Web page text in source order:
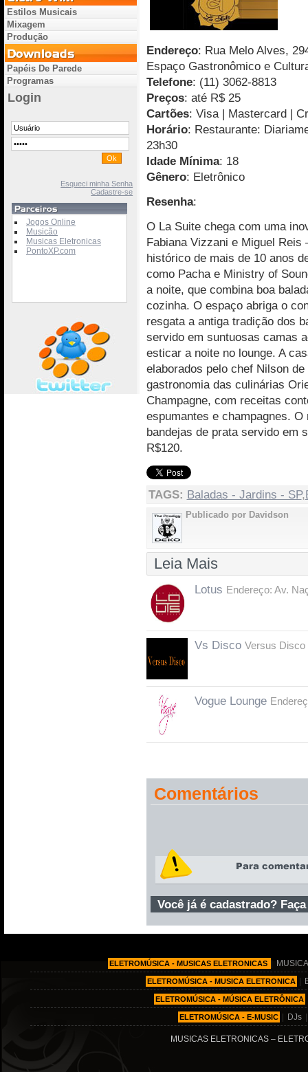
Endereço: Rua Melo Alves,
Espaço Gastronômico e
Telefone: (11) 3062-8813
Preços: até R$ 25
Cartões: Visa | Mastercard |
Horário: Restaurante:
23h30
Idade Mínima: 18
Gênero: Eletrônico
Resenha:
O La Suite chega com uma
Fabiana Vizzani e Miguel Reis
histórico de mais de 10 anos
como Pacha e Ministry of
a noite, que combina boa
cozinha. O espaço abriga o
resgata a antiga tradição dos
servido em suntuosas camas
esticar a noite no lounge. A
elaborados pelo chef Nilson
gastronomia das culinárias
Champagne, com receitas
espumantes e champagnes.
bandejas de prata servido em
R$120.
TAGS: Baladas - Jardins - SP,
Publicado por Davidson
Leia Mais
Lotus Endereço: Av.
Vs Disco Versus
Vogue Lounge
Comentários
Você já é cadastrado?
Estilos Musicais
Mixagem
Produção
Papéis De Parede
Programas
Login
Esqueci minha Senha
Cadastre-se
Jogos Online
Musicão
Musicas Eletronicas
PontoXP.com
ELETROMÚSICA - MUSICAS ELETRONICAS
ELETROMÚSICA - MUSICA ELETRONICA
ELETROMÚSICA - MÚSICA ELETRÔNICA
ELETROMÚSICA - E-MUSIC DJs
MUSICAS ELETRONICAS –